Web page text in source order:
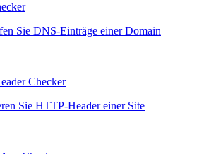
Sie DNS-Einträge einer Domain
Checker
Sie HTTP-Header einer Site